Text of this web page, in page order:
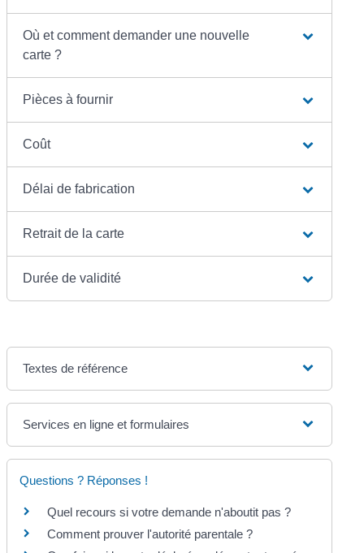
Où et comment demander une nouvelle
carte ?
Pièces à fournir
Coût
Délai de fabrication
Retrait de la carte
Durée de validité
Textes de référence
Services en ligne et formulaires
Questions ? Réponses !
Quel recours si votre demande n'aboutit pas ?
Comment prouver l'autorité parentale ?